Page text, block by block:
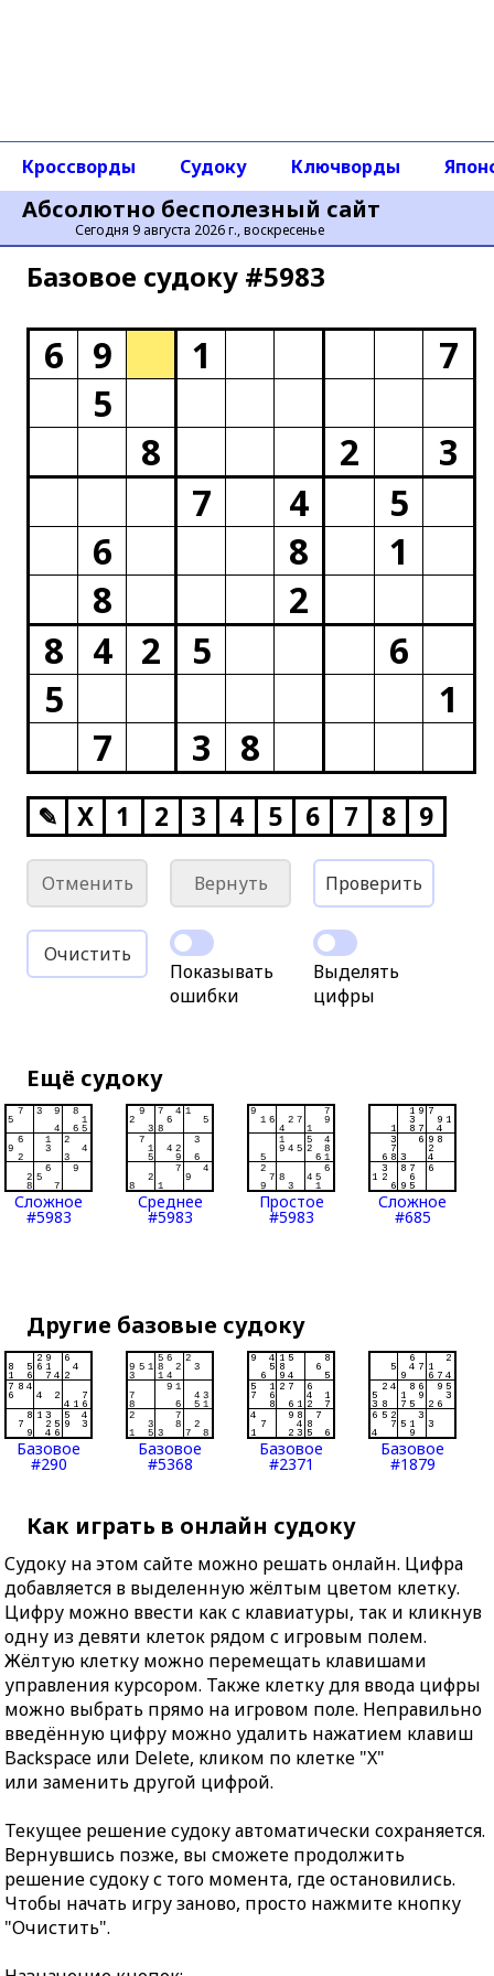
Абсолютно бесполезный сайт
Сегодня 9 августа 2026 г., воскресенье
Кроссворды Судоку Ключворды
Базовое cудоку #5983
6 9 1
7
5
8
2
3
7
4
5
6
8
1
8
2
8
4 2 5
6
5
1
7
3 8
✎ X 1 2 3 4 5 6 7 8 9
Отменить Вернуть Проверить
Очистить
Показывать
ошибки
Выделять
цифры
Ещё судоку
Сложное
#5983
Среднее
#5983
Простое
#5983
Сложное
#685
Другие базовые судоку
Базовое
#290
Базовое
#5368
Базовое
#2371
Базовое
#1879
Как играть в онлайн судоку
Судоку на этом сайте можно решать онлайн. Цифра
добавляется в выделенную жёлтым цветом клетку.
Цифру можно ввести как с клавиатуры, так и кликнув
одну из девяти клеток рядом с игровым полем.
Жёлтую клетку можно перемещать клавишами
управления курсором. Также клетку для ввода цифры
можно выбрать прямо на игровом поле. Неправильно
введённую цифру можно удалить нажатием клавиш
Backspace или Delete, кликом по клетке "X"
или заменить другой цифрой.
Текущее решение судоку автоматически сохраняется.
Вернувшись позже, вы сможете продолжить
решение судоку с того момента, где остановились.
Чтобы начать игру заново, просто нажмите кнопку
"Очистить".